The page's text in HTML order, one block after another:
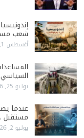
شعب
أغسطس 1, 2026
يوليو 25, 2026
عندما
مستقبل
يوليو 2, 2026